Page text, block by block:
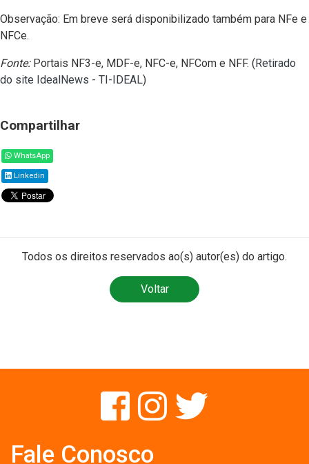
Observação: Em breve será disponibilizado também para NFe e
NFCe.
Fonte:Portais NF3-e, MDF-e, NFC-e, NFCom e NFF. (Retirado
do site IdealNews - TI-IDEAL)
Compartilhar
WhatsApp
Linkedin
Todos os direitos reservados ao(s) autor(es) do artigo.
Voltar
Fale Conosco